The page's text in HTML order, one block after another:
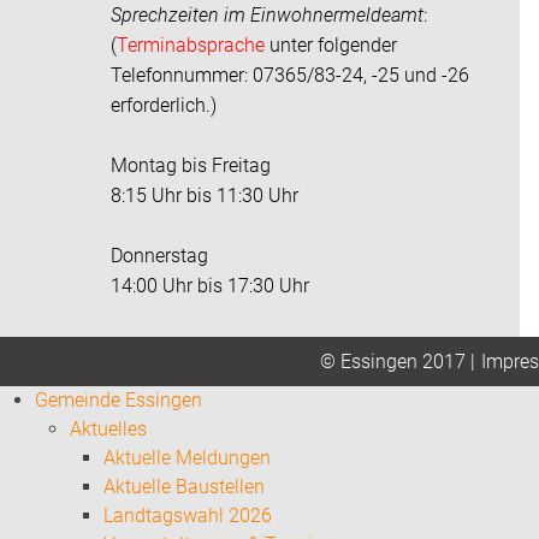
Sprechzeiten im Einwohnermeldeamt:
(Terminabsprache unter folgender
Telefonnummer: 07365/83-24, -25 und -26
erforderlich.)
Montag bis Freitag
8:15 Uhr bis 11:30 Uhr
Donnerstag
14:00 Uhr bis 17:30 Uhr
© Essingen 2017 |
Gemeinde Essingen
Aktuelles
Aktuelle Meldungen
Aktuelle Baustellen
Landtagswahl 2026